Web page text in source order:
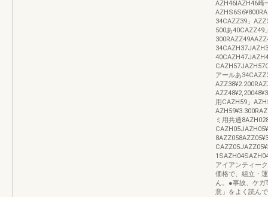
AZH46IAZH46崎
34CAZZ39」
500あ40CAZZ49
アールあ
用CAZH59」
ミ用共通
アイアンティー
価格で、組立・
ん。●事故、ケガ
意」をよく読ん